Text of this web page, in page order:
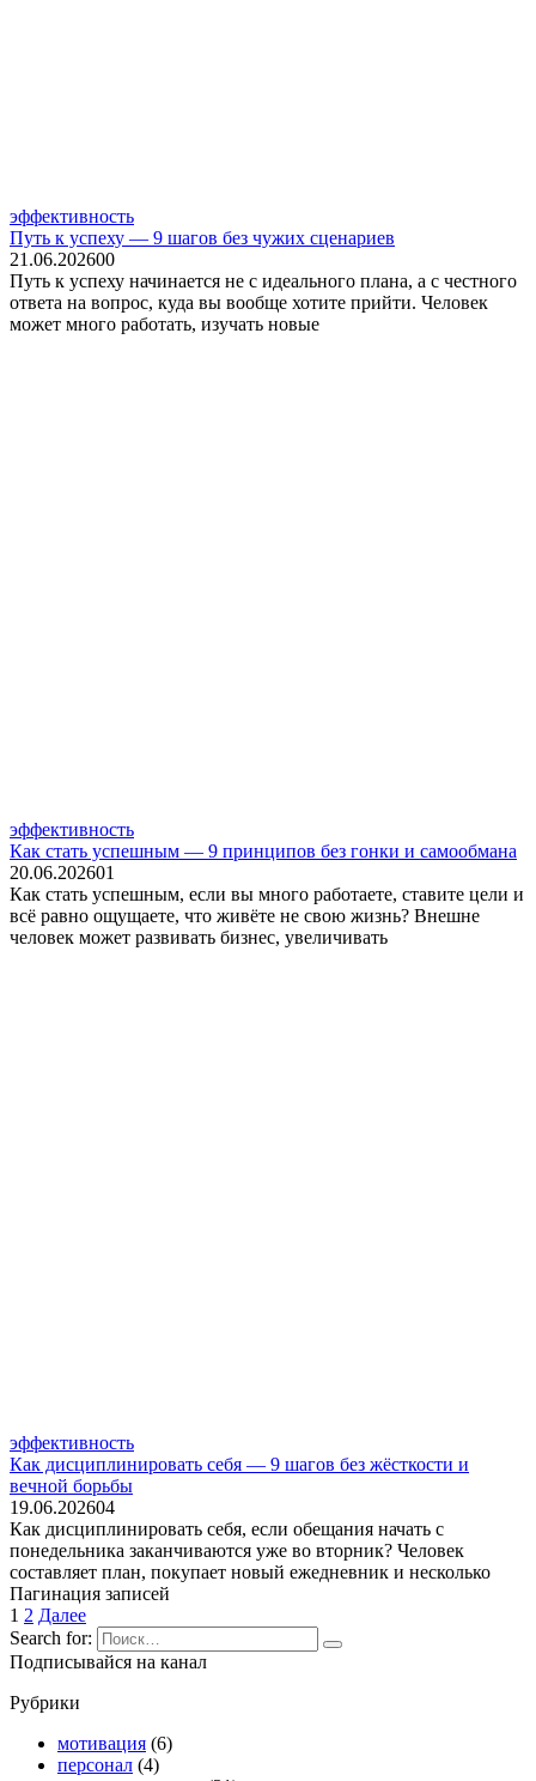
эффективность
Путь к успеху — 9 шагов без чужих сценариев
21.06.202600
Путь к успеху начинается не с идеального плана, а с честного
ответа на вопрос, куда вы вообще хотите прийти. Человек
может много работать, изучать новые
эффективность
Как стать успешным — 9 принципов без гонки и самообмана
20.06.202601
Как стать успешным, если вы много работаете, ставите цели и
всё равно ощущаете, что живёте не свою жизнь? Внешне
человек может развивать бизнес, увеличивать
эффективность
Как дисциплинировать себя — 9 шагов без жёсткости и
вечной борьбы
19.06.202604
Как дисциплинировать себя, если обещания начать с
понедельника заканчиваются уже во вторник? Человек
составляет план, покупает новый ежедневник и несколько
Пагинация записей
1 2 Далее
Search for:
Подписывайся на канал
Рубрики
мотивация (6)
персонал (4)